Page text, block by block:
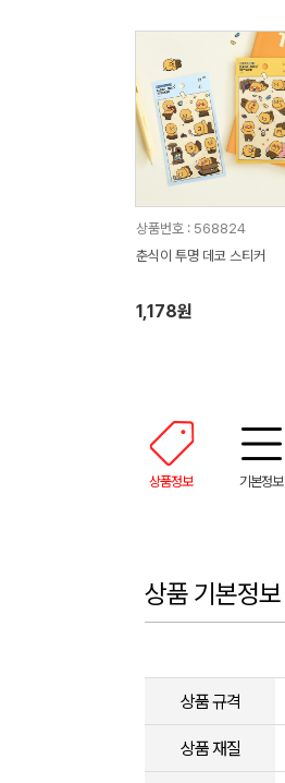
상품번호 : 568824
춘식이 투명 데코 스티커
1,178원
상품정보 기본정보
상품 기본정보
상품 규격
상품 재질